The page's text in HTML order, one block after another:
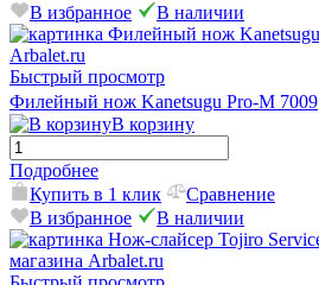
В избранное
В наличии
Быстрый просмотр
Филейный нож Kanetsugu Pro-M 7009
В корзину
Подробнее
Купить в 1 клик
Сравнение
В избранное
В наличии